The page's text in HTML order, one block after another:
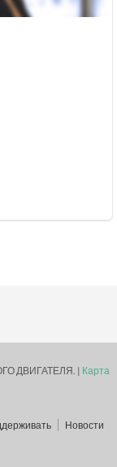
ДВИГАТЕЛЯ. | Карта
Новости